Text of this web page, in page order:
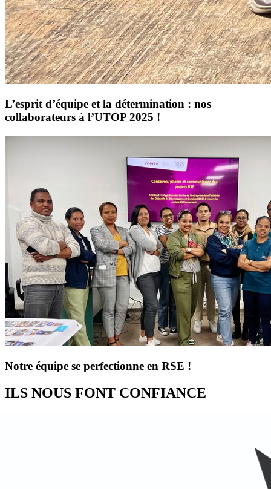
L’esprit d’équipe et la détermination : nos
collaborateurs à l’UTOP 2025 !
Notre équipe se perfectionne en RSE !
ILS NOUS FONT CONFIANCE